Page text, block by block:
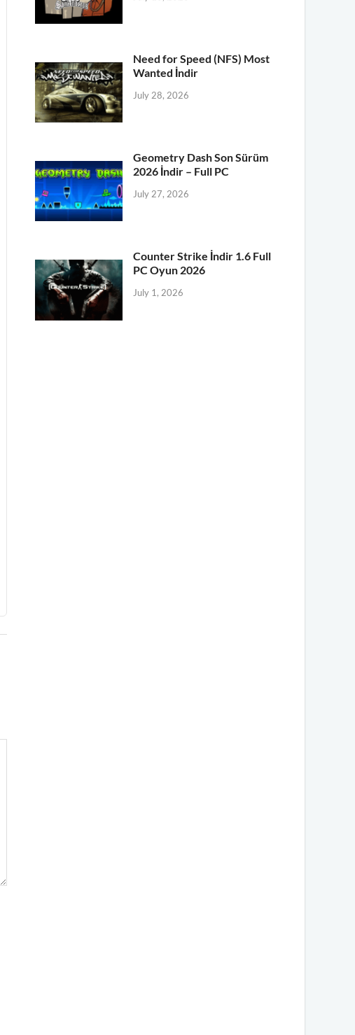
Need for Speed (NFS) Most
Wanted İndir
July 28, 2026
Geometry Dash Son Sürüm
2026 İndir – Full PC
July 27, 2026
Counter Strike İndir 1.6 Full
PC Oyun 2026
July 1, 2026